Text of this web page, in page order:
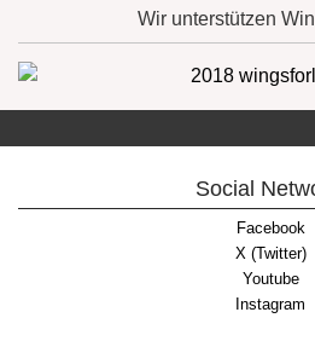
Wir unterstützen
Social
Facebook
X (Twitter)
Youtube
Instagram